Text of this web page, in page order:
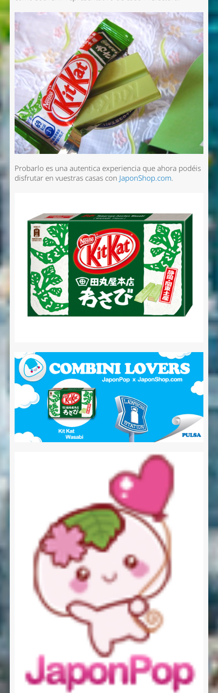
Probarlo es una autentica experiencia que ahora podéis
disfrutar en vuestras casas con JaponShop.com.